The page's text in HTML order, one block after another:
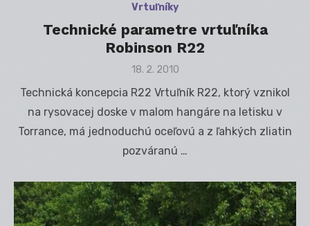
Vrtuľníky
Technické parametre vrtuľníka
Robinson R22
Posted
18. 2. 2010
Technická koncepcia R22 Vrtuľník R22, ktorý vznikol
na rysovacej doske v malom hangáre na letisku v
Torrance, má jednoduchú oceľovú a z ľahkých zliatin
pozváranú …